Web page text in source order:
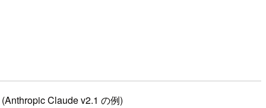
Claude v2.1 の例)